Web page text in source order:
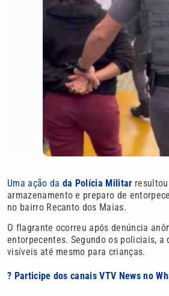
Uma ação da da Polícia Militar
armazenamento e preparo de
no bairro Recanto dos Maias.
O flagrante ocorreu após denúncia
entorpecentes. Segundo os policiais,
visíveis até mesmo para crianças.
? Participe dos canais VTV News no